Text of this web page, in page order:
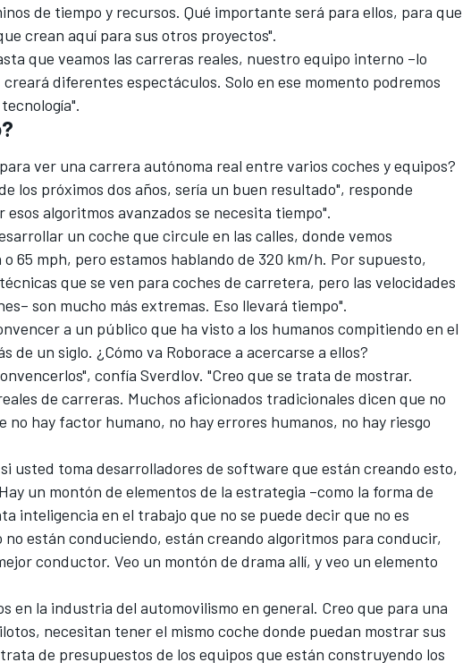
de tiempo y recursos. Qué importante será para ellos, para que
crean aquí para sus otros proyectos".
que veamos las carreras reales, nuestro equipo interno –lo
creará diferentes espectáculos. Solo en ese momento podremos
ver una carrera autónoma real entre varios coches y equipos?
los próximos dos años, sería un buen resultado", responde
esos algoritmos avanzados se necesita tiempo".
un coche que circule en las calles, donde vemos
65 mph, pero estamos hablando de 320 km/h. Por supuesto,
que se ven para coches de carretera, pero las velocidades
son mucho más extremas. Eso llevará tiempo".
a un público que ha visto a los humanos compitiendo en el
de un siglo. ¿Cómo va Roborace a acercarse a ellos?
confía Sverdlov. "Creo que se trata de mostrar.
de carreras. Muchos aficionados tradicionales dicen que no
no hay factor humano, no hay errores humanos, no hay riesgo
usted toma desarrolladores de software que están creando esto,
un montón de elementos de la estrategia –como la forma de
inteligencia en el trabajo que no se puede decir que no es
no están conduciendo, están creando algoritmos para conducir,
conductor. Veo un montón de drama allí, y veo un elemento
en la industria del automovilismo en general. Creo que para una
necesitan tener el mismo coche donde puedan mostrar sus
de presupuestos de los equipos que están construyendo los